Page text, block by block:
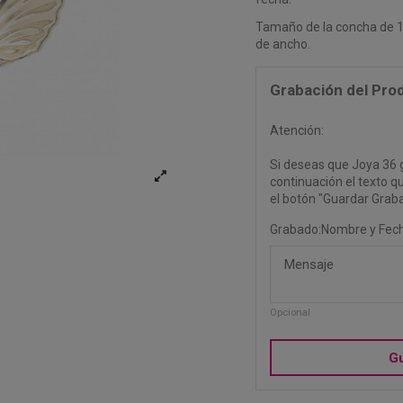
Tamaño de la concha de
de ancho.
Grabación del
Atención:
Si deseas que Joya 36
continuación el texto
el botón "Guardar
Grabado:Nombre y
Opcional